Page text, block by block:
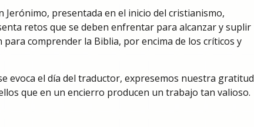
Jerónimo, presentada en el inicio del cristianismo,
retos que se deben enfrentar para alcanzar y suplir
comprender la Biblia, por encima de los críticos y
evoca el día del traductor, expresemos nuestra gratitud
que en un encierro producen un trabajo tan valioso.